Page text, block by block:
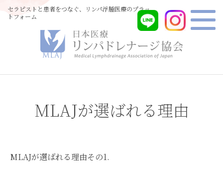
セラピストと患者をつなぐ、リンパ浮腫医療のプラッ
トフォーム
MLAJが選ばれる理由
MLAJが選ばれる理由その1.